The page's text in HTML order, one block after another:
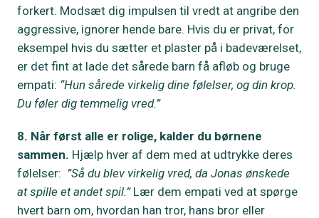
forkert. Modsæt dig impulsen til vredt at angribe den
aggressive, ignorer hende bare. Hvis du er privat, for
eksempel hvis du sætter et plaster på i badeværelset,
er det fint at lade det sårede barn få afløb og bruge
empati: “Hun sårede virkelig dine følelser, og din krop.
Du føler dig temmelig vred.”
8. Når først alle er rolige, kalder du børnene
sammen. Hjælp hver af dem med at udtrykke deres
følelser: ”Så du blev virkelig vred, da Jonas ønskede
at spille et andet spil.” Lær dem empati ved at spørge
hvert barn om, hvordan han tror, hans bror eller